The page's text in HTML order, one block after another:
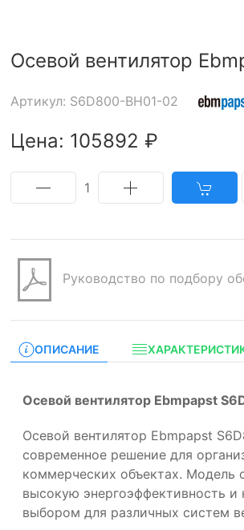
Осевой вентилятор
Артикул: S6D800-BH01-02
Цена: 105892 ₽
1
Руководство по подбору
ОПИСАНИЕ
Осевой вентилятор Ebmpapst
Осевой вентилятор Ebmpapst
современное решение для
коммерческих объектах. Модель
высокую энергоэффективность
выбором для различных систем